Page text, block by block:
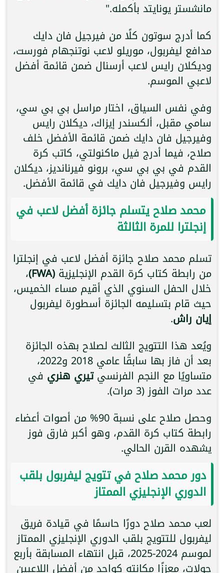
مانشستر يونايتد بأكمله."
كما أدرج سوتون كلًا من فيرجيل فان دايك
مدافع ليفربول، موريلو لاعب نوتنجهام فورست،
وديكلان رايس لاعب أرسنال ضمن قائمة أفضل
لاعبي الموسم.
وفي نفس السياق، اختار مراسل بي بي سي،
سامي مقبل، ألكسندر إيزاك، ديكلان رايس
وفيرجيل فان دايك ضمن قائمة الأفضل خلف
صلاح، فيما أدرج فيل ماكنولتي، كاتب كرة
القدم في بي بي سي، برونو فيرنانديز، ديكلان
رايس وفيرجيل فان دايك في قائمة الأفضل.
محمد صلاح يتسلم جائزة أفضل لاعب في
إنجلترا للمرة الثالثة
تسلم محمد صلاح جائزة أفضل لاعب في إنجلترا
من رابطة كتاب كرة القدم الإنجليزية (FWA) ،
خلال الحفل السنوي الذي أقيم مساء الخميس،
حيث قام بتسليمه الجائزة أسطورة ليفربول
إيان راش.
ويُعد هذا التتويج الثالث لصلاح بهذه الجائزة
بعد أن فاز بها سابقًا عامي 2018 و2022،
متساويًا مع النجم الفرنسيتيري هنري في
عدد مرات الفوز (3 مرات).
وحصل صلاح على نسبة 90% من أصوات أعضاء
رابطة كتاب كرة القدم، وهو أكبر فارق فوز
يشهده القرن الحالي.
دور محمد صلاح في تتويج ليفربول بلقب
الدوري الإنجليزي الممتاز
لعب محمد صلاح دورًا حاسمًا في قيادة فريق
ليفربول للتتويج بلقب الدوري الإنجليزي الممتاز
لموسم 2024-2025، قبل انتهاء المسابقة بأربع
جولات، معززًا مكانته كواحد من أفضل اللاعبين